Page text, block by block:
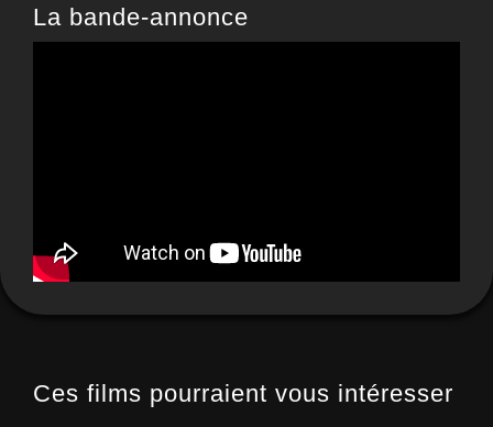
La bande-annonce
Ces films pourraient vous intéresser